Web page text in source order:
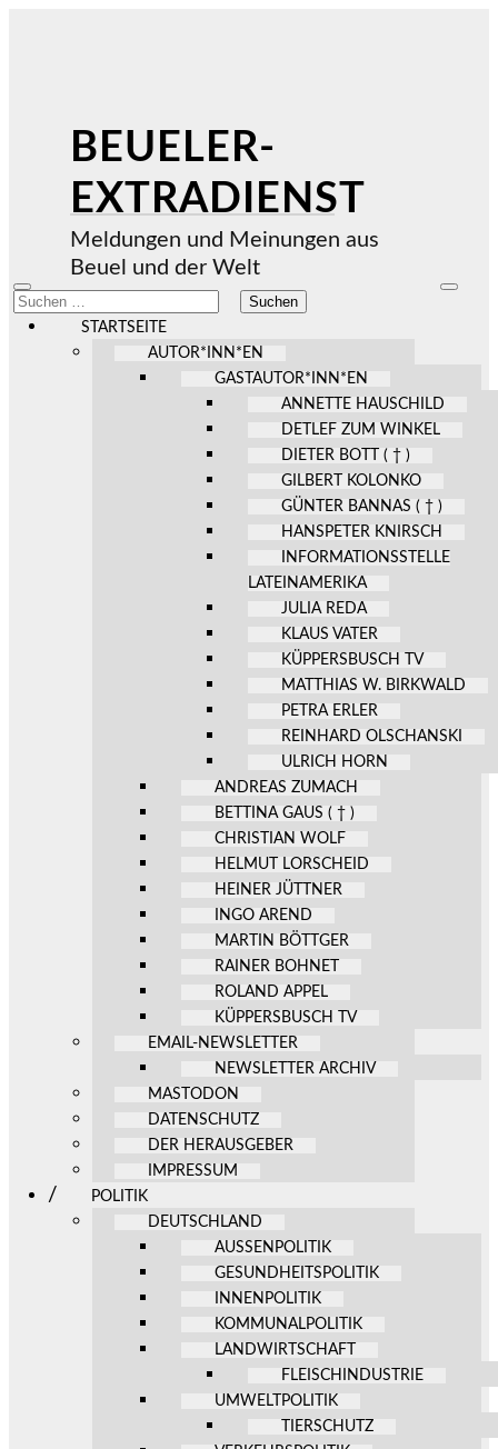
BEUELER-
EXTRADIENST
Meldungen und Meinungen aus
Beuel und der Welt
Mobile-
Menü
ein-/ausblenden
Suchen
nach:
STARTSEITE
AUTOR*INN*EN
GASTAUTOR*INN*EN
ANNETTE HAUSCHILD
DETLEF ZUM WINKEL
DIETER BOTT ( † )
GILBERT KOLONKO
GÜNTER BANNAS ( † )
HANSPETER KNIRSCH
INFORMATIONSSTELLE
LATEINAMERIKA
JULIA REDA
KLAUS VATER
KÜPPERSBUSCH TV
MATTHIAS W. BIRKWALD
PETRA ERLER
REINHARD OLSCHANSKI
ULRICH HORN
ANDREAS ZUMACH
BETTINA GAUS ( † )
CHRISTIAN WOLF
HELMUT LORSCHEID
HEINER JÜTTNER
INGO AREND
MARTIN BÖTTGER
RAINER BOHNET
ROLAND APPEL
KÜPPERSBUSCH TV
EMAIL-NEWSLETTER
NEWSLETTER ARCHIV
MASTODON
DATENSCHUTZ
DER HERAUSGEBER
IMPRESSUM
POLITIK
DEUTSCHLAND
AUSSENPOLITIK
GESUNDHEITSPOLITIK
INNENPOLITIK
KOMMUNALPOLITIK
LANDWIRTSCHAFT
FLEISCHINDUSTRIE
UMWELTPOLITIK
TIERSCHUTZ